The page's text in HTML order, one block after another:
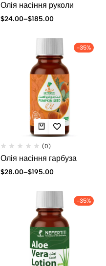
Олія насіння руколи
$24.00–$185.00
-35%
(0)
Олія насіння гарбуза
$28.00–$195.00
-35%